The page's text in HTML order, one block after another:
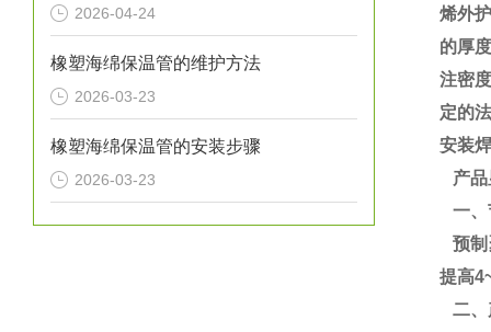
2026-04-24
橡塑海绵保温管的维护方法
2026-03-23
橡塑海绵保温管的安装步骤
2026-03-23
烯外
的厚
注密
定的
安装
产品
一、
预制
提高
二、